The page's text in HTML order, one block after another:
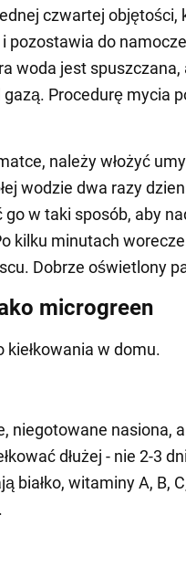
czwartej objętości,
pozostawia do
woda jest
Procedurę mycia
należy włożyć
wodzie dwa razy
w taki sposób, aby
kilku minutach
Dobrze oświetlony
microgreen
kiełkowania w domu.
niegotowane nasiona,
dłużej - nie 2-3
białko, witaminy A, B,